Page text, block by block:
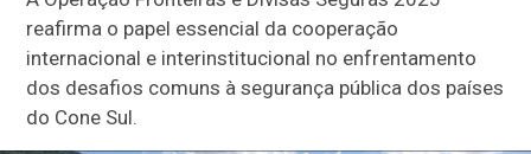
reafirma o papel essencial da cooperação
internacional e interinstitucional no enfrentamento
dos desafios comuns à segurança pública dos países
do Cone Sul.